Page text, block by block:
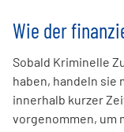
Wie der
Sobald Kriminelle
haben, handeln sie
innerhalb kurzer
vorgenommen, um